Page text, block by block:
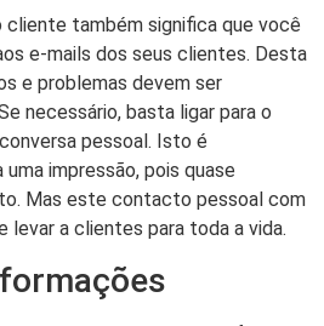
cliente também significa que você
e-mails dos seus clientes. Desta
e problemas devem ser
necessário, basta ligar para o
pessoal. Isto é
impressão, pois quase
Mas este contacto pessoal com
a clientes para toda a vida.